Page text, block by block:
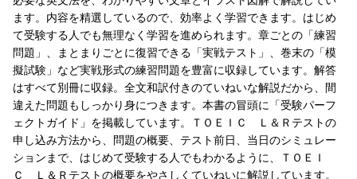
「練習問題」、「実戦テスト」、「模擬試験」の正解英文を読み
上げた音声が吹き込まれたCDつき。音声を活用しれば、リスニン
グ力のアップにも役立ちます。
▼受験申込み方法から試験の概要までしっかりサポート！
公開テストの受験申込み方法から、テストの概要まで、TOEIC(R)
L&Rテストについて、はじめからていねいに解説する「受験パー
フェクトガイド」のコーナーを用意しています。はじめての人で
もわかるように、やさしくていねいに解説しています。
ます。内容を精選しているので、効率よく学習できます。はじめ
て受験する人でも無理なく学習を進められます。章ごとの「練習
問題」、まとまりごとに復習できる「実戦テスト」、巻末の「模
擬試験」など実戦形式の練習問題を豊富に収録しています。解答
はすべて別冊に収録。全文和訳付きのていねいな解説だから、間
違えた問題もしっかり身につきます。本書の冒頭に「受験パーフ
ェクトガイド」を掲載しています。ＴＯＥＩＣ Ｌ＆Ｒテストの
申し込み方法から、問題の概要、テスト前日、当日のシミュレー
ションまで、はじめて受験する人でもわかるように、ＴＯＥＩ
Ｃ Ｌ＆Ｒテストの概要をやさしくていねいに解説しています。